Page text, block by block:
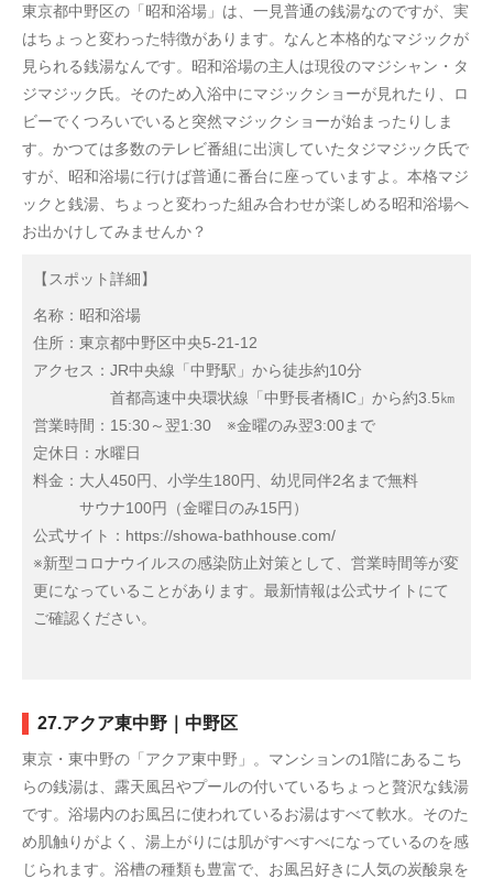
東京都中野区の「昭和浴場」は、一見普通の銭湯なのですが、実
はちょっと変わった特徴があります。なんと本格的なマジックが
見られる銭湯なんです。昭和浴場の主人は現役のマジシャン・タ
ジマジック氏。そのため入浴中にマジックショーが見れたり、ロ
ビーでくつろいでいると突然マジックショーが始まったりしま
す。かつては多数のテレビ番組に出演していたタジマジック氏で
すが、昭和浴場に行けば普通に番台に座っていますよ。本格マジ
ックと銭湯、ちょっと変わった組み合わせが楽しめる昭和浴場へ
お出かけしてみませんか？
【スポット詳細】
名称：昭和浴場
住所：東京都中野区中央5-21-12
アクセス：JR中央線「中野駅」から徒歩約10分
首都高速中央環状線「中野長者橋IC」から約3.5㎞
営業時間：15:30～翌1:30 ※金曜のみ翌3:00まで
定休日：水曜日
料金：大人450円、小学生180円、幼児同伴2名まで無料
サウナ100円（金曜日のみ15円）
公式サイト：https://showa-bathhouse.com/
※新型コロナウイルスの感染防止対策として、営業時間等が変
更になっていることがあります。最新情報は公式サイトにて
ご確認ください。
27.アクア東中野｜中野区
東京・東中野の「アクア東中野」。マンションの1階にあるこち
らの銭湯は、露天風呂やプールの付いているちょっと贅沢な銭湯
です。浴場内のお風呂に使われているお湯はすべて軟水。そのた
め肌触りがよく、湯上がりには肌がすべすべになっているのを感
じられます。浴槽の種類も豊富で、お風呂好きに人気の炭酸泉を